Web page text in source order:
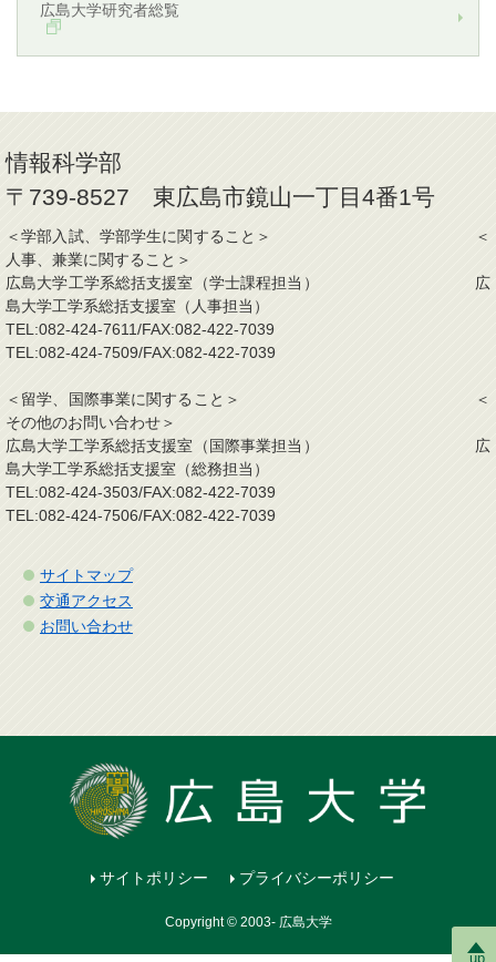
広島大学研究者総覧
up
情報科学部
〒739-8527 東広島市鏡山一丁目4番1号
＜学部入試、学部学生に関すること＞ ＜
人事、兼業に関すること＞
広島大学工学系総括支援室（学士課程担当） 広
島大学工学系総括支援室（人事担当）
TEL:082-424-7611/FAX:082-422-7039
TEL:082-424-7509/FAX:082-422-7039
＜留学、国際事業に関すること＞ ＜
その他のお問い合わせ＞
広島大学工学系総括支援室（国際事業担当） 広
島大学工学系総括支援室（総務担当）
TEL:082-424-3503/FAX:082-422-7039
TEL:082-424-7506/FAX:082-422-7039
サイトマップ
交通アクセス
お問い合わせ
サイトポリシー プライバシーポリシー
Copyright © 2003- 広島大学